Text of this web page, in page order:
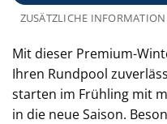
ZUSÄTZLICHE INFORMATION
Mit dieser Premium-
Ihren Rundpool
starten im Frühling mit
in die neue Saison.